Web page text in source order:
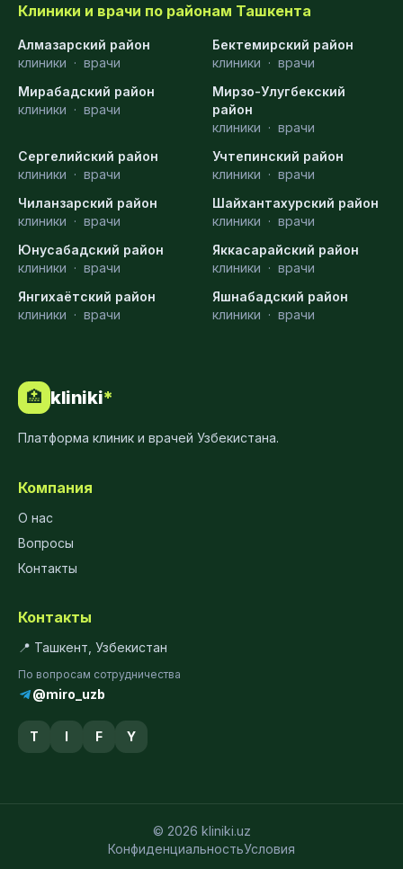
Клиники и врачи по районам Ташкента
Алмазарский район
клиники · врачи
Бектемирский район
клиники · врачи
Мирабадский район
клиники · врачи
Мирзо-Улугбекский
район
клиники · врачи
Сергелийский район
клиники · врачи
Учтепинский район
клиники · врачи
Чиланзарский район
клиники · врачи
Шайхантахурский район
клиники · врачи
Юнусабадский район
клиники · врачи
Яккасарайский район
клиники · врачи
Янгихаётский район
клиники · врачи
Яшнабадский район
клиники · врачи
🏥 kliniki*
Платформа клиник и врачей Узбекистана.
Компания
О нас
Вопросы
Контакты
Контакты
📍 Ташкент, Узбекистан
По вопросам сотрудничества
@miro_uzb
T I F Y
© 2026 kliniki.uz
КонфиденциальностьУсловия